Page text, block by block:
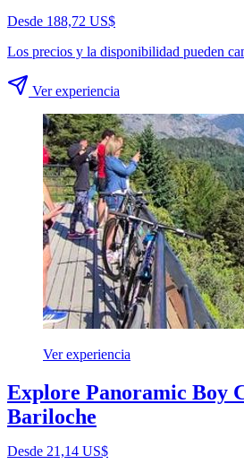
Desde 188,72 US$
Los precios y la disponibilidad pueden
Ver experiencia
Ver experiencia
Explore Panoramic Boy
Bariloche
Desde 21,14 US$